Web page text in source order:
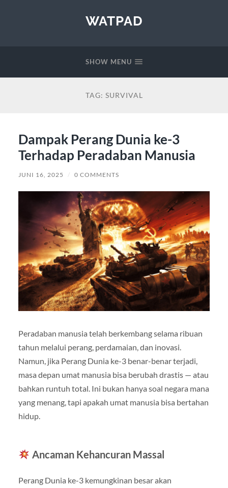
WATPAD
SHOW MENU
TAG: SURVIVAL
Dampak Perang Dunia ke-3
Terhadap Peradaban Manusia
JUNI 16, 2025 / 0 COMMENTS
Peradaban manusia telah berkembang selama ribuan
tahun melalui perang, perdamaian, dan inovasi.
Namun, jika Perang Dunia ke-3 benar-benar terjadi,
masa depan umat manusia bisa berubah drastis — atau
bahkan runtuh total. Ini bukan hanya soal negara mana
yang menang, tapi apakah umat manusia bisa bertahan
hidup.
Ancaman Kehancuran Massal
Perang Dunia ke-3 kemungkinan besar akan